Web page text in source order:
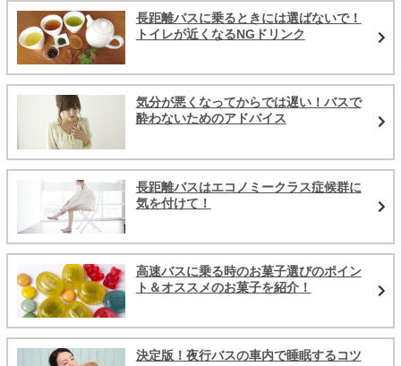
長距離バスに乗るときには選ばないで！
トイレが近くなるNGドリンク
気分が悪くなってからでは遅い！バスで
酔わないためのアドバイス
長距離バスはエコノミークラス症候群に
気を付けて！
高速バスに乗る時のお菓子選びのポイン
ト＆オススメのお菓子を紹介！
決定版！夜行バスの車内で睡眠するコツ